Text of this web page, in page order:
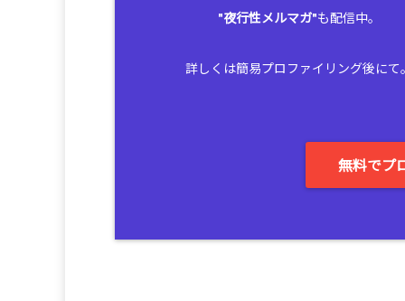
"夜行性メルマガ"も配信中。
詳しくは簡易プロファイリング後にて
無料でプ